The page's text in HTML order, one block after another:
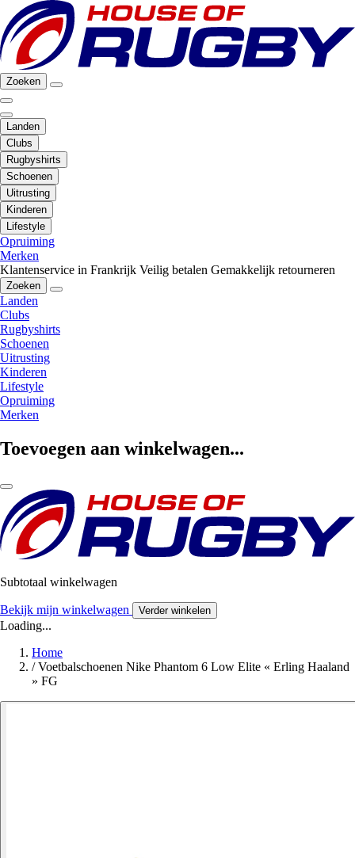
Zoeken
Landen
Clubs
Rugbyshirts
Schoenen
Uitrusting
Kinderen
Lifestyle
Opruiming
Merken
Klantenservice in Frankrijk Veilig betalen Gemakkelijk retourneren
Zoeken
Landen
Clubs
Rugbyshirts
Schoenen
Uitrusting
Kinderen
Lifestyle
Opruiming
Merken
Toevoegen aan winkelwagen...
Subtotaal winkelwagen
Bekijk mijn winkelwagen Verder winkelen
Loading...
Home
/ Voetbalschoenen Nike Phantom 6 Low Elite « Erling Haaland
» FG